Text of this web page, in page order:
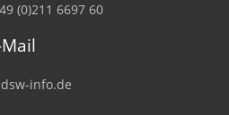
(0)211 6697 60
Mail
info.de